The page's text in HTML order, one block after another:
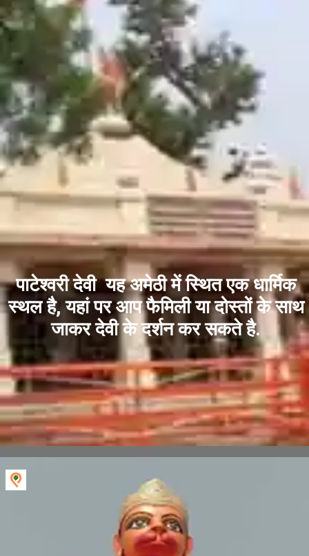
पाटेश्वरी देवी यह अमेठी में स्थित एक धार्मिक
स्थल है, यहां पर आप फैमिली या दोस्तों के साथ
जाकर देवी के दर्शन कर सकते है.